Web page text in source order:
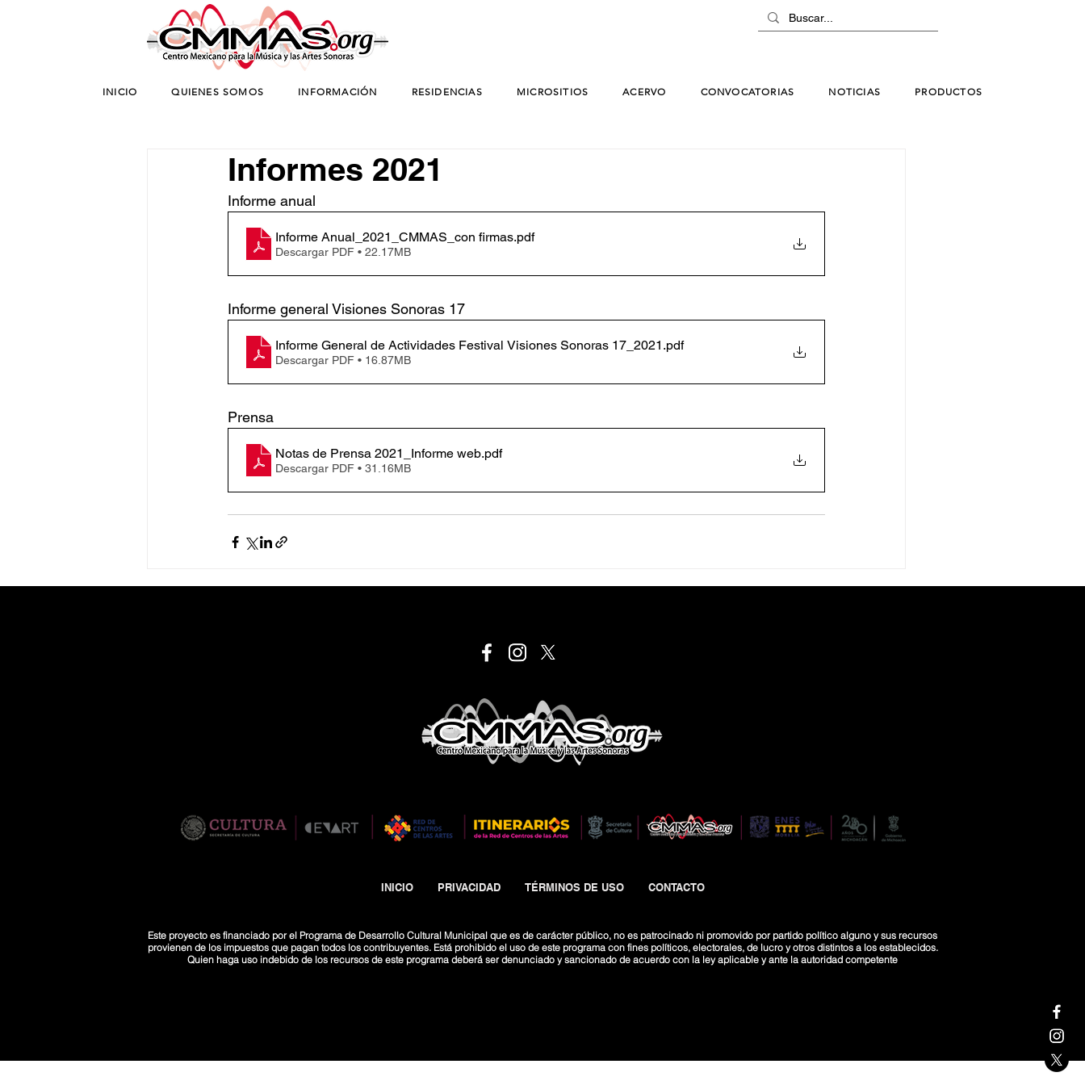
INICIO QUIENES SOMOS INFORMACIÓN RESIDENCIAS MICROSITIOS ACERVO CONVOCATORIAS NOTICIAS PRODUCTOS
Informes 2021
Informe anual
Informe Anual_2021_CMMAS_con firmas.pdf
Descargar PDF • 22.17MB
Informe general Visiones Sonoras 17
Informe General de Actividades Festival Visiones Sonoras 17_2021 .pdf
Descargar PDF • 16.87MB
Prensa
Notas de Prensa 2021_Informe web.pdf
Descargar PDF • 31.16MB
INICIO PRIVACIDAD TÉRMINOS DE USO CONTACTO
Este proyecto es financiado por el Programa de Desarrollo Cultural Municipal que es de carácter público, no es patrocinado ni promovido por partido político alguno y sus recursos
provienen de los impuestos que pagan todos los contribuyentes. Está prohibido el uso de este programa con fines políticos, electorales, de lucro y otros distintos a los establecidos.
Quien haga uso indebido de los recursos de este programa deberá ser denunciado y sancionado de acuerdo con la ley aplicable y ante la autoridad competente